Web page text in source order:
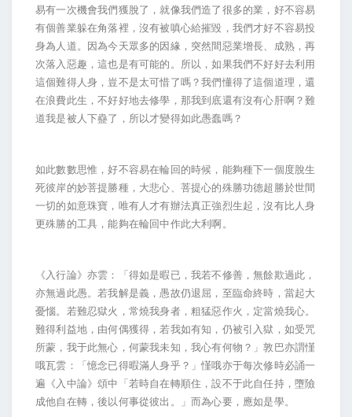
易有一次機會我們獲脫了，就像我們造了很多的業，好不容易
有個善業躲在角落裡，沒有被嗔心給摧毀，我們才好不容易投
身為人道。因為今天眾多的因緣，突然間惡業增長、成熟，再
次落入惡趣，這也是有可能的。所以，如果我們不好好去利用
這個難得人身，豈不是太可惜了嗎？我們懂得了這個道理，還
在浪費此生，不好好地去修學，那我到底還有沒有心肝啊？難
道我是被人下蠱了，所以才變得如此愚蠢嗎？
如此數數思惟，好不容易在輪回的時候，能夠種下一個度脫生
死彼岸的妙菩提勝種，大悲心、菩提心的殊勝功德超勝於世間
一切的如意珠寶，唯有人才有辦法真正強烈生起，沒有比人身
更殊勝的工具，能夠在輪回中作此大利啊。
《入行論》亦雲：「得如是暇已，我若不修善，無餘欺過此，
亦無過此愚。若我解是義，愚故仍退屈，至臨命終時，當起大
憂惱。若難忍獄火，常燒我身者，粗猛惡作火，定當燒我心。
難得利益地，由何偶獲得，若我如有知，仍被引入獄，如受咒
所蒙，我于此無心，何蒙我未知，我心有何物？」敦巴亦謂慬
哦瓦雲：「憶念已得暇滿人身乎？」慬哦亦于每次修時必誦一
遍《入中論》頌中「若時自在轉順住，設不于此自任持，墮險
成他自在轉，後以何事從彼出。」而為心要，應如是學。